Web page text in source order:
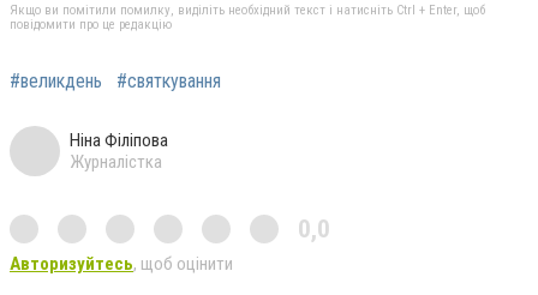
Якщо ви помітили помилку, виділіть необхідний текст і натисніть Ctrl + Enter, щоб
повідомити про це редакцію
#великдень #святкування
Ніна Філіпова
Журналістка
0,0
Авторизуйтесь, щоб оцінити